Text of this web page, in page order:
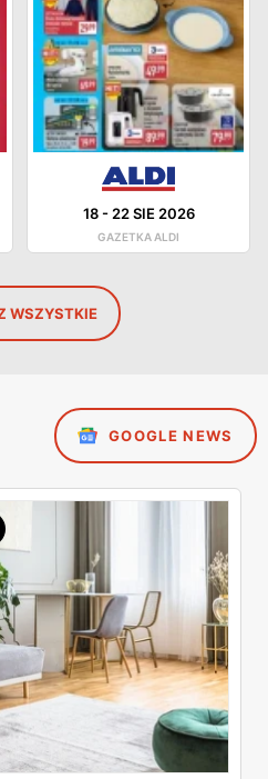
18- 22 SIE 2026
GAZETKA ALDI
WSZYSTKIE
GOOGLE NEWS